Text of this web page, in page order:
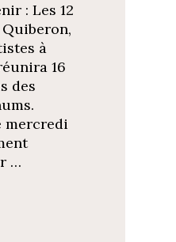
: Les 12
à
16
des
mercredi
…